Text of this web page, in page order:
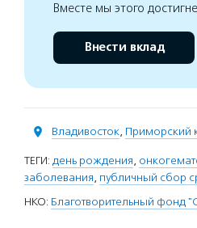
Вместе мы этого
Внести вклад
Владивосток, Приморский
ТЕГИ: день рождения,
заболевания, публичный сбор
НКО: Благотворительный фонд